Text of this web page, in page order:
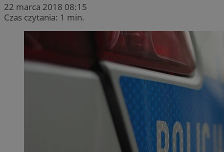
22 marca 2018 08:15
Czas czytania: 1 min.